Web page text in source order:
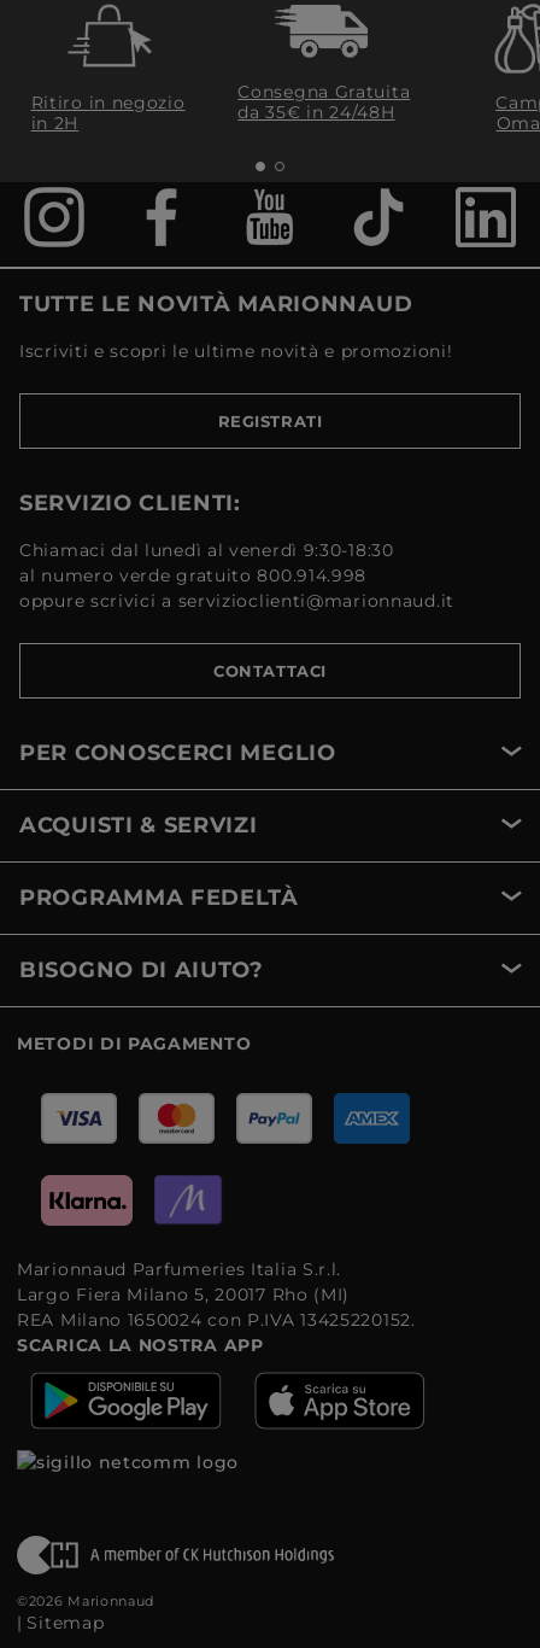
Ritiro in negozio
in 2H
Consegna Gratuita
da 35€​ in 24/48H
TUTTE LE NOVITÀ MARIONNAUD
Iscriviti e scopri le ultime novità e promozioni!
REGISTRATI
SERVIZIO CLIENTI:
Chiamaci dal lunedì al venerdì 9:30-18:30
al numero verde gratuito 800.914.998
oppure scrivici a servizioclienti@marionnaud.it
CONTATTACI
PER CONOSCERCI MEGLIO
ACQUISTI & SERVIZI
PROGRAMMA FEDELTÀ
BISOGNO DI AIUTO?
METODI DI PAGAMENTO
Marionnaud Parfumeries Italia S.r.l.
Largo Fiera Milano 5, 20017 Rho (MI)
REA Milano 1650024 con P.IVA 13425220152.
SCARICA LA NOSTRA APP
©2026 Marionnaud
| Sitemap